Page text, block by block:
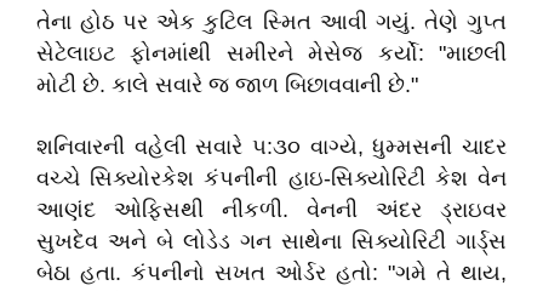
તેના હોઠ પર એક કુટિલ સ્મિત આવી ગયું. તેણે ગુપ્ત
સેટેલાઇટ ફોનમાંથી સમીરને મેસેજ કર્યો: "માછલી
મોટી છે. કાલે સવારે જ જાળ બિછાવવાની છે."
શનિવારની વહેલી સવારે ૫:૩૦ વાગ્યે, ધુમ્મસની ચાદર
વચ્ચે સિક્યોરકેશ કંપનીની હાઇ-સિક્યોરિટી કેશ વેન
આણંદ ઓફિસથી નીકળી. વેનની અંદર ડ્રાઇવર
સુખદેવ અને બે લોડેડ ગન સાથેના સિક્યોરિટી ગાર્ડ્સ
બેઠા હતા. કંપનીનો સખત ઓર્ડર હતો: "ગમે તે થાય,